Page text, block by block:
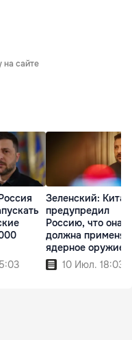
на сайте
Зеленский: Китай
предупредил
Россию, что она
должна
ядерное оружие
10 Июл. 18:03